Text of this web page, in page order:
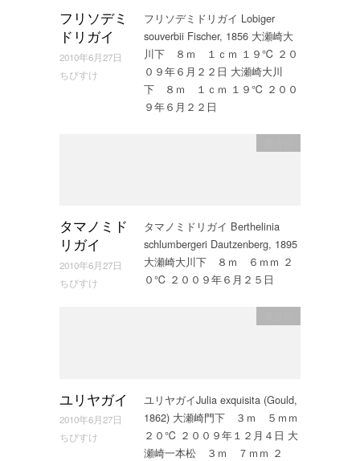
フリソデミ
ドリガイ
2010年6月27日
ちびすけ
フリソデミドリガイ Lobiger
souverbii Fischer, 1856 大瀬崎大
川下 ８ｍ １ｃｍ １９℃ ２０
０９年６月２２日 大瀬崎大川
下 ８ｍ １ｃｍ １９℃ ２００
９年６月２２日
タマノミド
リガイ
2010年6月27日
ちびすけ
タマノミドリガイ Berthelinia
schlumbergeri Dautzenberg, 1895
大瀬崎大川下 ８ｍ ６ｍｍ ２
０℃ ２００９年６月２５日
ユリヤガイ
2010年6月27日
ちびすけ
ユリヤガイJulia exquisita (Gould,
1862) 大瀬崎門下 ３ｍ ５ｍｍ
２０℃ ２００９年１２月４日 大
瀬崎一本松 ３ｍ ７ｍｍ ２